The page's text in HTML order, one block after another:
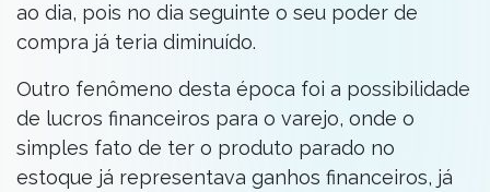
ao dia, pois no dia seguinte o seu poder de
compra já teria diminuído.
Outro fenômeno desta época foi a possibilidade
de lucros financeiros para o varejo, onde o
simples fato de ter o produto parado no
estoque já representava ganhos financeiros, já